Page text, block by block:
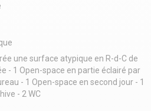
une surface atypique en R-d-C de
- 1 Open-space en partie éclairé par
- 1 Open-space en second jour - 1
- 2 WC